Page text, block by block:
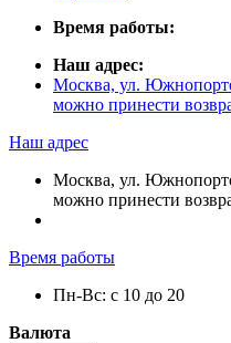
Время работы:
Наш адрес:
Москва, ул.
можно принести
Наш адрес
Москва, ул.
можно принести
Время работы
Пн-Вс: с 10 до 20
Валюта